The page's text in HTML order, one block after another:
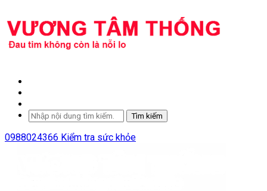
Tìm kiếm
0988024366 Kiểm tra sức khỏe